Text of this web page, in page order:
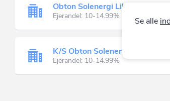
Obton Solenergi Libra
Ejerandel: 10-14.99%
K/S Obton Solenergi Libra
Ejerandel: 10-14.99%
Se alle